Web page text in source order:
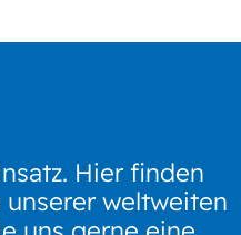
Hier finden
weltweiten